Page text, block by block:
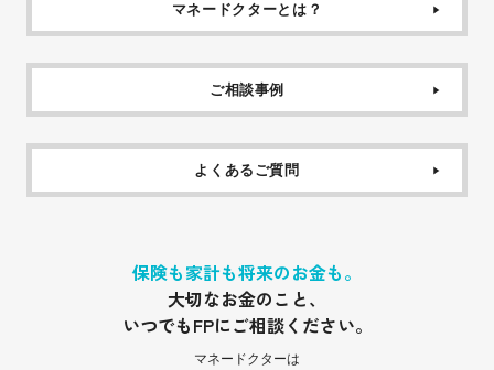
マネードクターとは？
ご相談事例
よくあるご質問
保険も家計も将来のお金も。
大切なお金のこと、
いつでもFPにご相談ください。
マネードクターは